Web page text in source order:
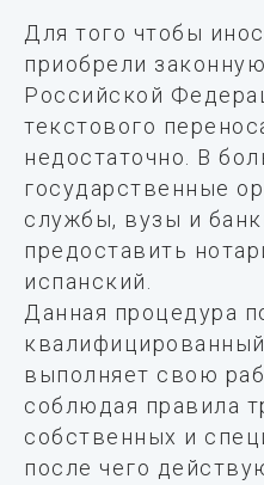
Для того чтобы
приобрели
Российской
текстового
недостаточно. В
государственные
службы, вузы и
предоставить
испанский.
Данная процедура
выполняет свою
соблюдая правила
собственных и
после чего